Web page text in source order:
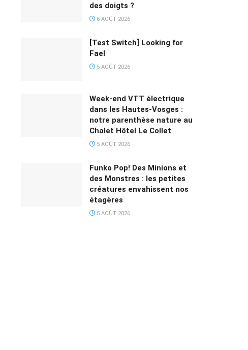
des doigts ?
6 AOÛT 2026
[Test Switch] Looking for
Fael
5 AOÛT 2026
Week-end VTT électrique
dans les Hautes-Vosges :
notre parenthèse nature au
Chalet Hôtel Le Collet
5 AOÛT 2026
Funko Pop! Des Minions et
des Monstres : les petites
créatures envahissent nos
étagères
5 AOÛT 2026